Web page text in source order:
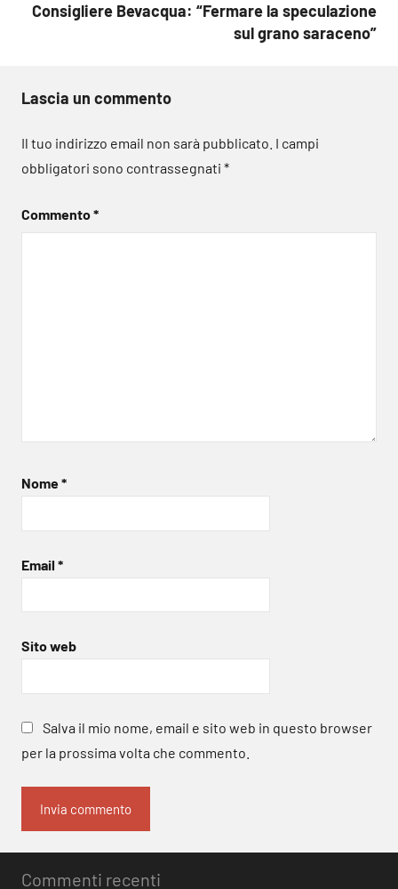
Consigliere Bevacqua: “Fermare la speculazione
sul grano saraceno”
Lascia un commento
Il tuo indirizzo email non sarà pubblicato. I campi
obbligatori sono contrassegnati *
Commento*
Nome*
Email *
Sito web
Salva il mio nome, email e sito web in questo browser
per la prossima volta che commento.
Commenti recenti